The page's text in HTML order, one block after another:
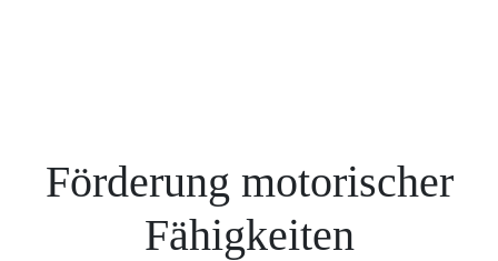
Förderung motorischer
Fähigkeiten